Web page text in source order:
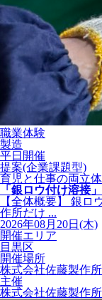
職業体験
製造
平日開催
提案(企業課題型)
育児と仕事の両立
「銀ロウ付け溶接
【全体概要】 銀ロ
作所だけ ...
2026年08月20日(木)
開催エリア
目黒区
開催場所
株式会社佐藤製作
主催
株式会社佐藤製作所